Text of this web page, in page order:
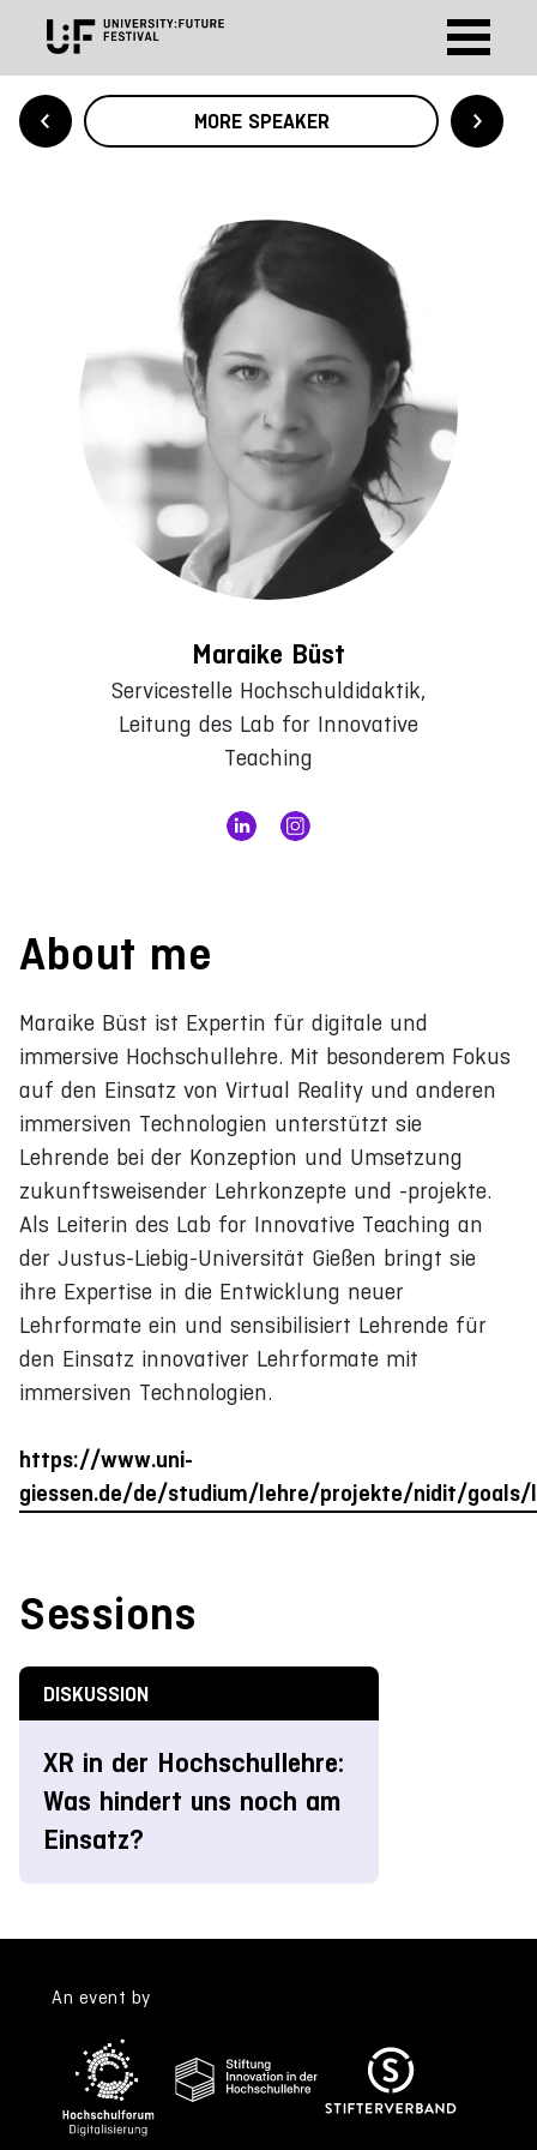
MORE SPEAKER
Maraike Büst
Servicestelle Hochschuldidaktik,
Leitung des Lab for Innovative
Teaching
About me
Maraike Büst ist Expertin für digitale und
immersive Hochschullehre. Mit besonderem Fokus
auf den Einsatz von Virtual Reality und anderen
immersiven Technologien unterstützt sie
Lehrende bei der Konzeption und Umsetzung
zukunftsweisender Lehrkonzepte und -projekte.
Als Leiterin des Lab for Innovative Teaching an
der Justus-Liebig-Universität Gießen bringt sie
ihre Expertise in die Entwicklung neuer
Lehrformate ein und sensibilisiert Lehrende für
den Einsatz innovativer Lehrformate mit
immersiven Technologien.
https://www.uni-
giessen.de/de/studium/lehre/projekte/nidit/goals/
Sessions
DISKUSSION
XR in der Hochschullehre:
Was hindert uns noch am
Einsatz?
An event by